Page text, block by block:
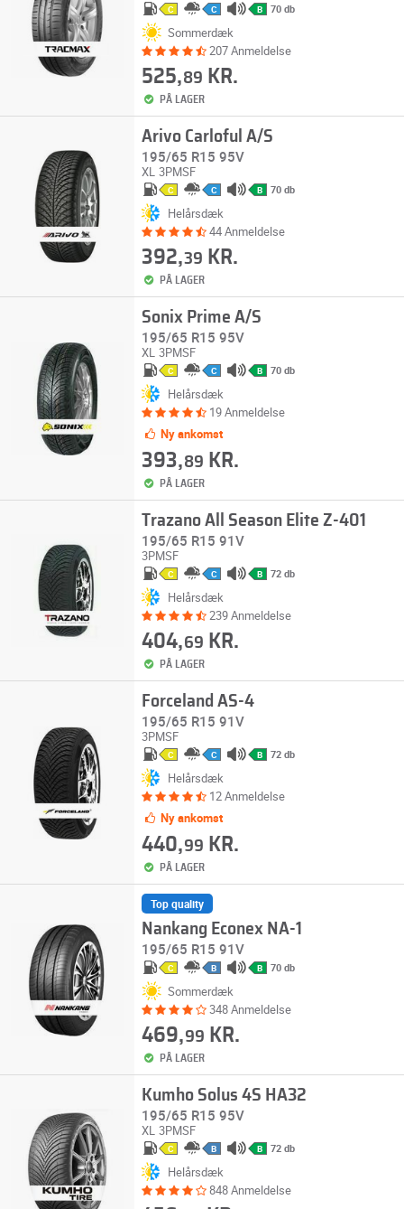
C C B 70 db
Sommerdæk
207 Anmeldelse
525,89 KR.
PÅ LAGER
Arivo Carloful A/S
195/65 R15 95V
XL 3PMSF
C C B 70 db
Helårsdæk
44 Anmeldelse
392,39 KR.
PÅ LAGER
Sonix Prime A/S
195/65 R15 95V
XL 3PMSF
C C B 70 db
Helårsdæk
19 Anmeldelse
Ny ankomst
393,89 KR.
PÅ LAGER
Trazano All Season Elite Z-401
195/65 R15 91V
3PMSF
C C B 72 db
Helårsdæk
239 Anmeldelse
404,69 KR.
PÅ LAGER
Forceland AS-4
195/65 R15 91V
3PMSF
C C B 72 db
Helårsdæk
12 Anmeldelse
Ny ankomst
440,99 KR.
PÅ LAGER
Top quality
Nankang Econex NA-1
195/65 R15 91V
C B B 70 db
Sommerdæk
348 Anmeldelse
469,99 KR.
PÅ LAGER
Kumho Solus 4S HA32
195/65 R15 95V
XL 3PMSF
C B B 72 db
Helårsdæk
848 Anmeldelse